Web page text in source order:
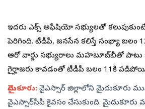
ఇద్ద‌రు ఎక్స్ అఫీషియో స‌భ్యుల‌తో
పెరిగింది. టీడీపీ, జ‌న‌సేన క‌లిస్తే సంఖ్యా బ‌లం
ఆరో వార్డు స‌భ్యురాలు మ‌హ‌బూబ్‌బీతో పాటు
గైర్హాజ‌రు కావడంతో టీడీపీ బ‌లం 11కి
మైదుకూరు: వైఎస్సార్‌ జిల్లాలోని మైదుకూరు
వైఎస్సార్‌సీపీ కైవసం చేసుకుంది.